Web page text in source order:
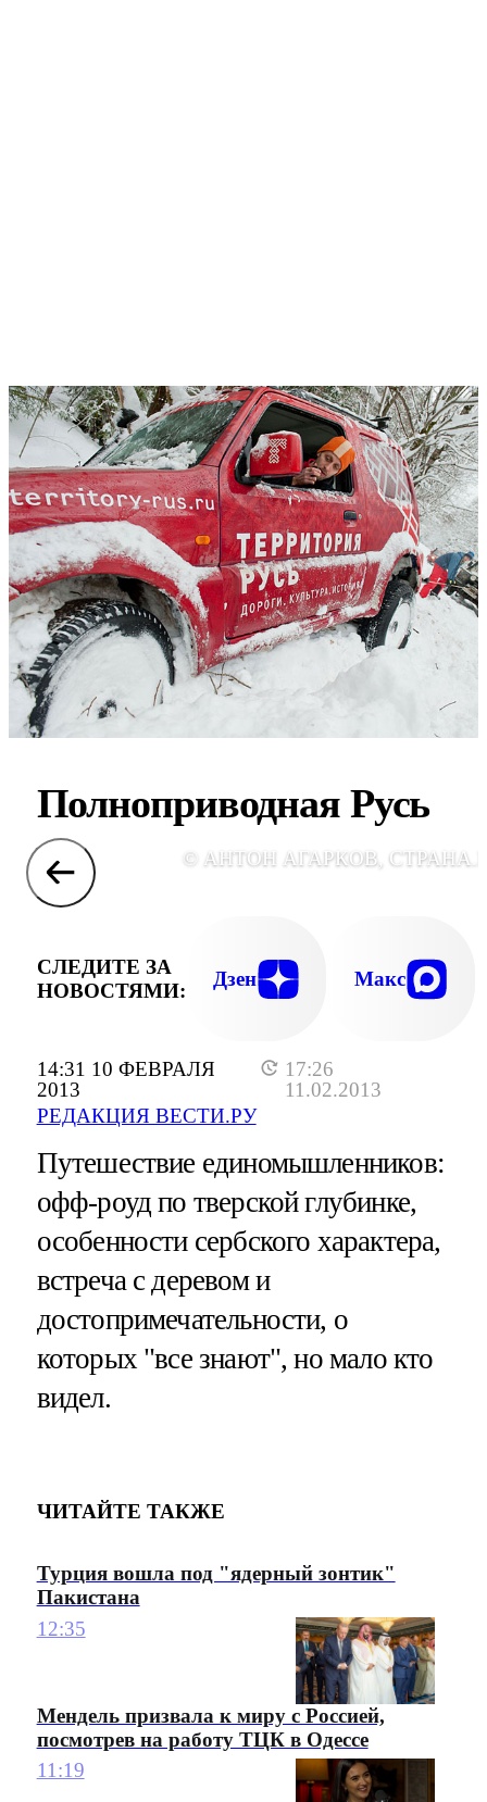
14:31 10 ФЕВРАЛЯ
2013
17:26
11.02.2013
РЕДАКЦИЯ ВЕСТИ.РУ
Полноприводная Русь
© АНТОН АГАРКОВ,
СЛЕДИТЕ ЗА
НОВОСТЯМИ:
Дзен Макс
Путешествие единомышленников:
офф-роуд по тверской глубинке,
особенности сербского характера,
встреча с деревом и
достопримечательности, о
которых "все знают", но мало кто
видел.
ЧИТАЙТЕ ТАКЖЕ
Турция вошла под "ядерный зонтик"
Пакистана
12:35
Мендель призвала к миру с Россией,
посмотрев на работу ТЦК в Одессе
11:19